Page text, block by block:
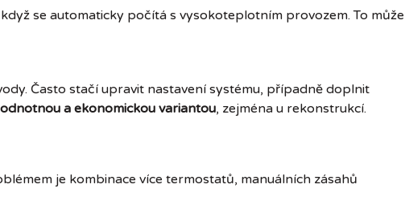
se automaticky počítá s vysokoteplotním provozem. To může
Často stačí upravit nastavení systému, případně doplnit
a ekonomickou variantou, zejména u rekonstrukcí.
je kombinace více termostatů, manuálních zásahů